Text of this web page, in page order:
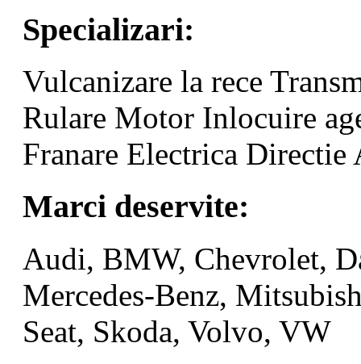
Specializari:
Vulcanizare la rece
Rulare Motor Inlocuire
Franare Electrica Directie
Marci deservite:
Audi, BMW, Chevrolet,
Mercedes-Benz,
Seat, Skoda, Volvo, VW